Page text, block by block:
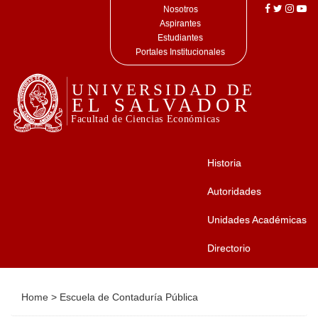
Nosotros
Aspirantes
Estudiantes
Portales Institucionales
Historia
Autoridades
Unidades Académicas
Directorio
Home > Escuela de Contaduría Pública